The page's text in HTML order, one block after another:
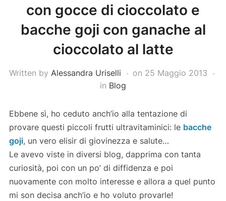
con gocce di cioccolato e
bacche goji con ganache al
cioccolato al latte
Written by Alessandra Uriselli on 25 Maggio 2013
in Blog
Ebbene sì, ho ceduto anch’io alla tentazione di
provare questi piccoli frutti ultravitaminici: le bacche
goji, un vero elisir di giovinezza e salute…
Le avevo viste in diversi blog, dapprima con tanta
curiosità, poi con un po’ di diffidenza e poi
nuovamente con molto interesse e allora a quel punto
mi son decisa anch’io e ho voluto provarle!